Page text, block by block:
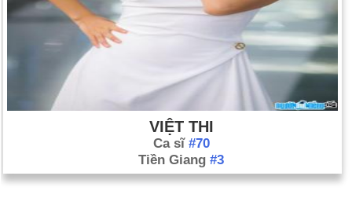
VIỆT THI
Ca sĩ #70
Tiền Giang #3